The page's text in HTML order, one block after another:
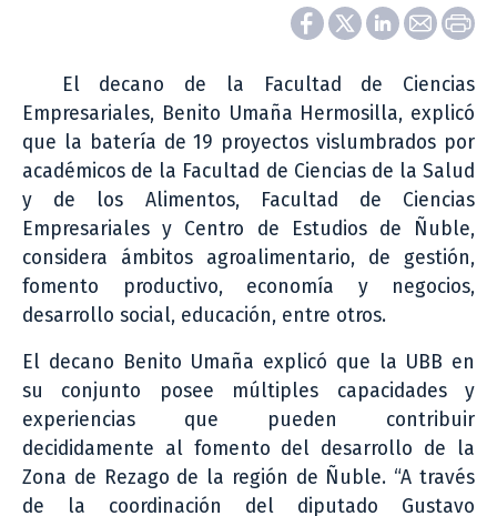
El decano de la Facultad de Ciencias
Empresariales, Benito Umaña Hermosilla, explicó
que la batería de 19 proyectos vislumbrados por
académicos de la Facultad de Ciencias de la Salud
y de los Alimentos, Facultad de Ciencias
Empresariales y Centro de Estudios de Ñuble,
considera ámbitos agroalimentario, de gestión,
fomento productivo, economía y negocios,
desarrollo social, educación, entre otros.
El decano Benito Umaña explicó que la UBB en
su conjunto posee múltiples capacidades y
experiencias que pueden contribuir
decididamente al fomento del desarrollo de la
Zona de Rezago de la región de Ñuble. “A través
de la coordinación del diputado Gustavo